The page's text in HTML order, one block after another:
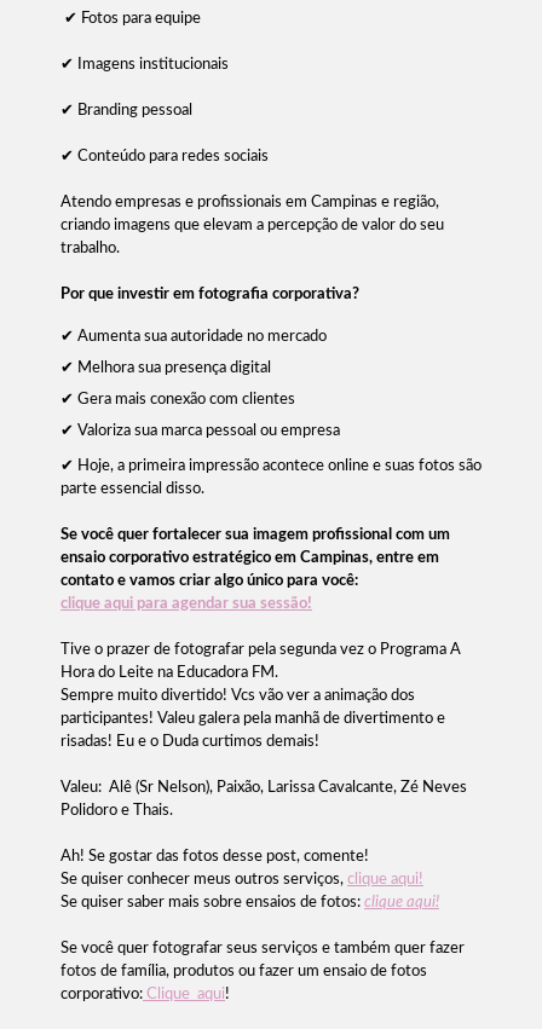
✔ Fotos para equipe
✔ Imagens institucionais
✔ Branding pessoal
✔ Conteúdo para redes sociais
Atendo empresas e profissionais em Campinas e região,
criando imagens que elevam a percepção de valor do seu
trabalho.
Por que investir em fotografia corporativa?
✔ Aumenta sua autoridade no mercado
✔ Melhora sua presença digital
✔ Gera mais conexão com clientes
✔ Valoriza sua marca pessoal ou empresa
✔ Hoje, a primeira impressão acontece online e suas fotos são
parte essencial disso.
Se você quer fortalecer sua imagem profissional com um
ensaio corporativo estratégico em Campinas, entre em
contato e vamos criar algo único para você:
clique aqui para agendar sua sessão!
Tive o prazer de fotografar pela segunda vez o Programa A
Hora do Leite na Educadora FM.
Sempre muito divertido! Vcs vão ver a animação dos
participantes! Valeu galera pela manhã de divertimento e
risadas! Eu e o Duda curtimos demais!
Valeu: Alê (Sr Nelson), Paixão, Larissa Cavalcante, Zé Neves
Polidoro e Thais.
Ah! Se gostar das fotos desse post, comente!
Se quiser conhecer meus outros serviços, clique aqui!
Se quiser saber mais sobre ensaios de fotos: clique aqui!
Se você quer fotografar seus serviços e também quer fazer
fotos de família, produtos ou fazer um ensaio de fotos
corporativo: Clique aqui!